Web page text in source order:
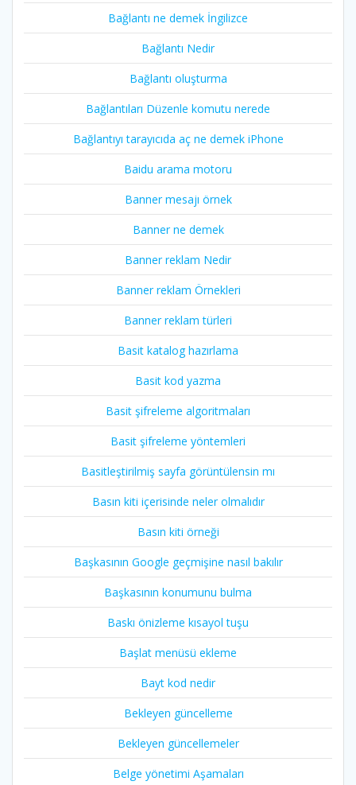
Bağlantı ne demek İngilizce
Bağlantı Nedir
Bağlantı oluşturma
Bağlantıları Düzenle komutu nerede
Bağlantıyı tarayıcıda aç ne demek iPhone
Baidu arama motoru
Banner mesajı örnek
Banner ne demek
Banner reklam Nedir
Banner reklam Örnekleri
Banner reklam türleri
Basit katalog hazırlama
Basit kod yazma
Basit şifreleme algoritmaları
Basit şifreleme yöntemleri
Basitleştirilmiş sayfa görüntülensin mı
Basın kiti içerisinde neler olmalıdır
Basın kiti örneği
Başkasının Google geçmişine nasıl bakılır
Başkasının konumunu bulma
Baskı önizleme kısayol tuşu
Başlat menüsü ekleme
Bayt kod nedir
Bekleyen güncelleme
Bekleyen güncellemeler
Belge yönetimi Aşamaları